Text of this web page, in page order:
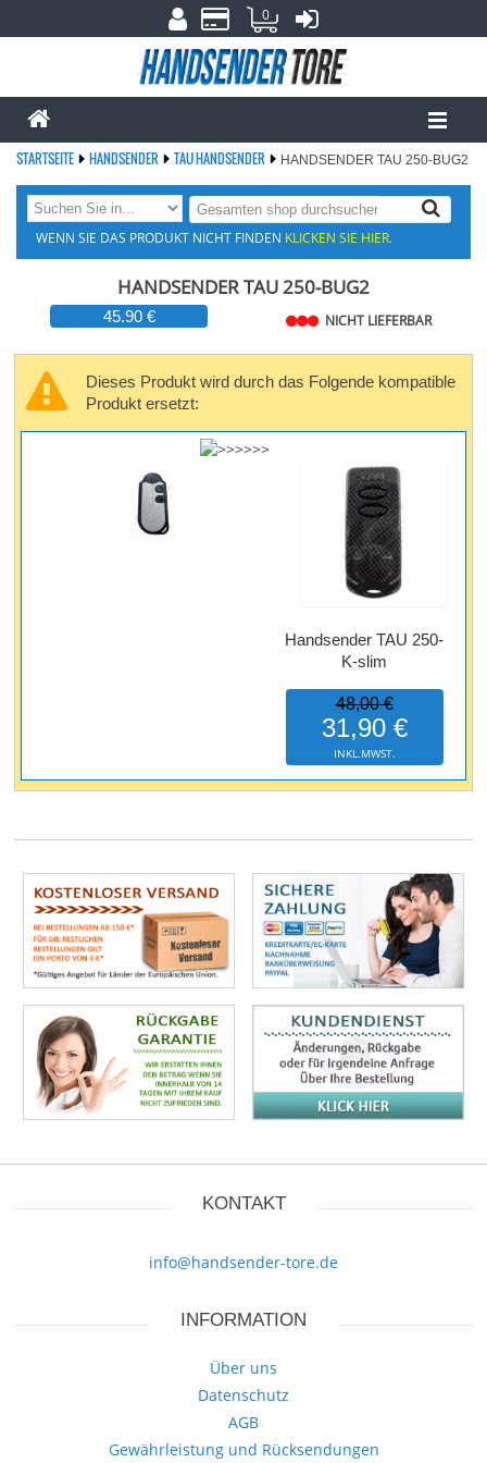
0
STARTSEITE HANDSENDER TAU HANDSENDER HANDSENDER TAU 250-BUG2
WENN SIE DAS PRODUKT NICHT FINDEN KLICKEN SIE HIER.
HANDSENDER TAU 250-BUG2
45.90 € NICHT LIEFERBAR
Dieses Produkt wird durch das Folgende kompatible
Produkt ersetzt:
Handsender TAU 250-
K-slim
48,00 €
31,90 €
INKL.MWST.
KONTAKT
info@handsender-tore.de
INFORMATION
Über uns
Datenschutz
AGB
Gewährleistung und Rücksendungen